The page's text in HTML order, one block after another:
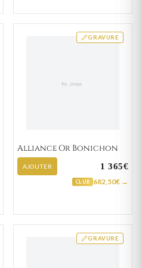
GRAVURE
Alliance Or Bonichon
AJOUTER 1 365€
CLUB 682,50€ →
GRAVURE